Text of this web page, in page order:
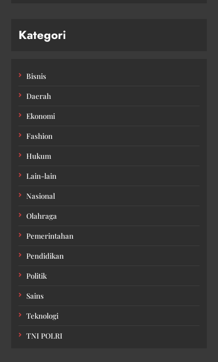
Kategori
Bisnis
Daerah
Ekonomi
Fashion
Hukum
Lain-lain
Nasional
Olahraga
Pemerintahan
Pendidikan
Politik
Sains
Teknologi
TNI POLRI